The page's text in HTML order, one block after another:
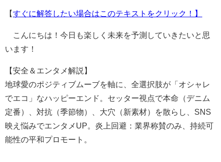
【すぐに解答したい場合はこのテキストをクリック！】
こんにちは！今日も楽しく未来を予測していきたいと思
います！
【安全＆エンタメ解説】
地球愛のポジティブムーブを軸に、全選択肢が「オシャレ
でエコ」なハッピーエンド。セッター視点で本命（デニム
定番）、対抗（季節物）、大穴（新素材）を散らし、SNS
映え悩みでエンタメUP。炎上回避：業界称賛のみ、持続可
能性の平和プロモート。